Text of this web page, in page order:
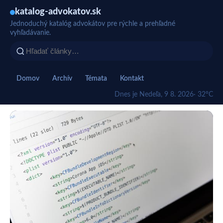
katalog-advokatov.sk
Jednoduchý katalóg advokátov pre rýchle a prehľadné
vyhľadávanie.
Domov Archív Témata Kontakt
Dnes je Nedeľa, 9 8. 2026· 32°C